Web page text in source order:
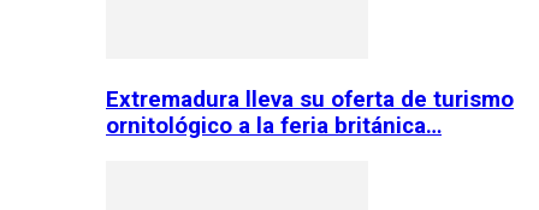
Extremadura lleva su oferta de turismo
ornitológico a la feria británica…